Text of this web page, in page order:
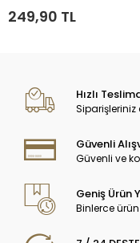
249,90 TL
Hızlı
Siparişleriniz
Güvenli
Güvenli ve
Geniş Ürün
Binlerce